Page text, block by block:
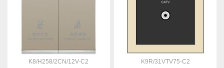
K8/H258/2CN/12V-C2
K9R/31VTV75-C2